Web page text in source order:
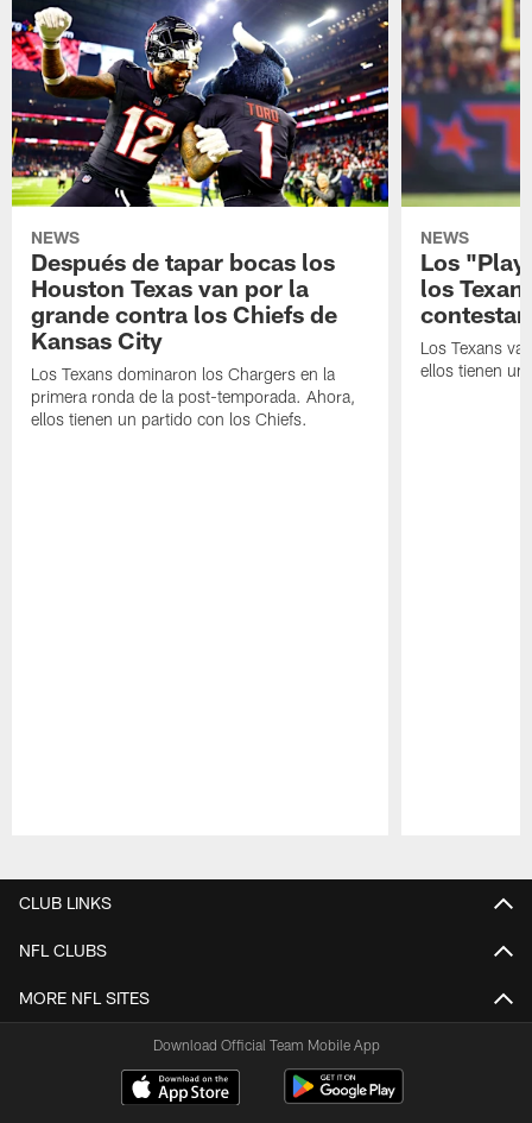
NEWS
Después de tapar bocas los
Houston Texas van por la
grande contra los Chiefs de
Kansas City
Los Texans dominaron los Chargers en la
primera ronda de la post-temporada. Ahora,
ellos tienen un partido con los Chiefs.
NEWS
Los
los
contestar
Los Texans
ellos tienen un
CLUB LINKS
NFL CLUBS
MORE NFL SITES
Download Official Team Mobile App